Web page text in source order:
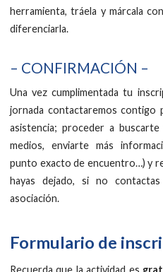
herramienta, tráela y márcala
diferenciarla.
– CONFIRMACIÓN –
Una vez cumplimentada tu
jornada contactaremos contigo
asistencia; proceder a
medios, enviarte más
punto exacto de encuentro…) y
hayas dejado, si no
asociación.
Formulario de
Recuerda que la actividad es